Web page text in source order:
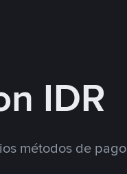
IDR
métodos de pago